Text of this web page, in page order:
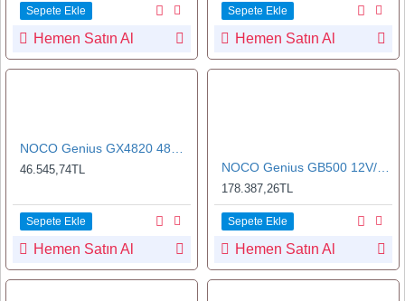
Sepete Ekle
Hemen Satın Al
Sepete Ekle
Hemen Satın Al
46.545,74TL
Sepete Ekle
Hemen Satın Al
NOCO Genius GB500 12V/24V 6250Amp Ultrasafe Lityum Akü Takviye + Powerbank + Led Lamba
178.387,26TL
Sepete Ekle
Hemen Satın Al